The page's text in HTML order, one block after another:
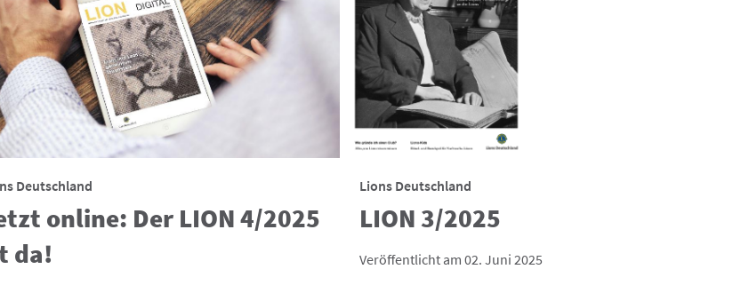
Deutschland
online: Der LION 4/2025
da!
Lions Deutschland
LION 3/2025
Veröffentlicht am 02. Juni 2025